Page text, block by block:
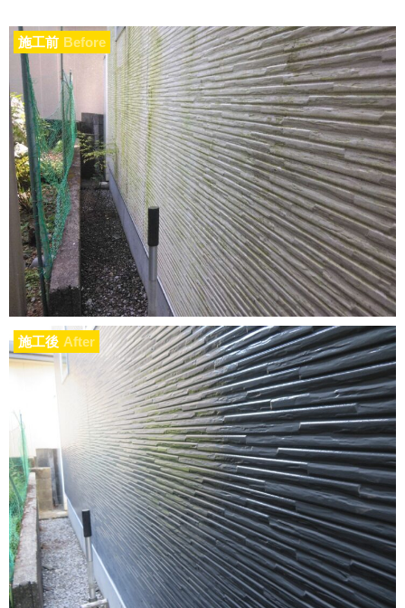
施工前 Before
施工後 After